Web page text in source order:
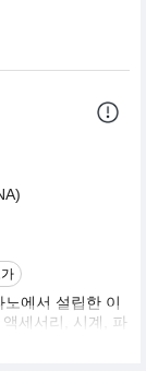
에서 설립한 이
세서리, 시계, 파
, 현재 가장 성공